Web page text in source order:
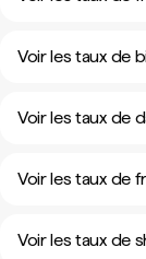
Voir les taux de
Voir les taux de
Voir les taux de
Voir les taux de